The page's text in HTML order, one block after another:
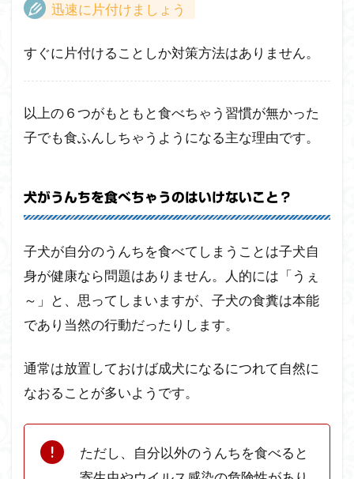
迅速に片付けましょう
すぐに片付けることしか対策方法はありません。
以上の６つがもともと食べちゃう習慣が無かった
子でも食ふんしちゃうようになる主な理由です。
犬がうんちを食べちゃうのはいけないこと？
子犬が自分のうんちを食べてしまうことは子犬自
身が健康なら問題はありません。人的には「うぇ
～」と、思ってしまいますが、子犬の食糞は本能
であり当然の行動だったりします。
通常は放置しておけば成犬になるにつれて自然に
なおることが多いようです。
ただし、自分以外のうんちを食べると